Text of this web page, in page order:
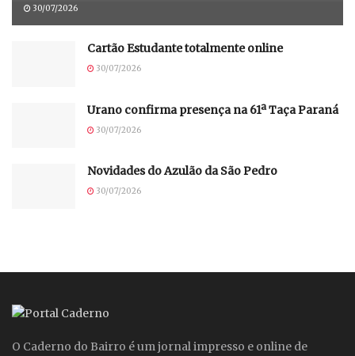
30/07/2026
Cartão Estudante totalmente online
30/07/2026
Urano confirma presença na 61ª Taça Paraná
30/07/2026
Novidades do Azulão da São Pedro
30/07/2026
O Caderno do Bairro é um jornal impresso e online de